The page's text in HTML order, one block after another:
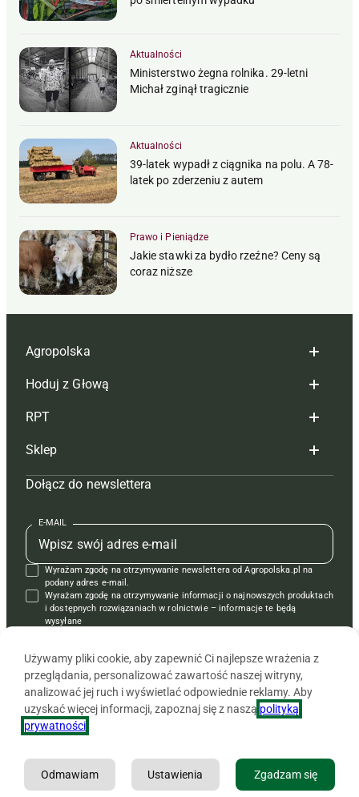
Aktualności
Ministerstwo żegna rolnika. 29-letni
Michał zginął tragicznie
Aktualności
39-latek wypadł z ciągnika na polu. A 78-
latek po zderzeniu z autem
Prawo i Pieniądze
Jakie stawki za bydło rzeźne? Ceny są
coraz niższe
Agropolska
Redakcja
Reklama
Tagi
Mapa serwisu
Kontakt
Regulamin
Polityka prywatności
Hoduj z Głową
Hoduj z głową bydło
Hoduj z głową świnie
Prenumerata
Redakcja
Kontakt
Reklama
RPT
Redakcja
Prenumerata
Reklama
Kontakt
Krzyżówki
Sklep
Czasopisma i prenumerata
Książki
Regulamin
Dołącz do newslettera
E-MAIL
Wyrażam zgodę na otrzymywanie newslettera od Agropolska.pl na
podany adres e-mail.
Wyrażam zgodę na otrzymywanie informacji o najnowszych produktach
i dostępnych rozwiązaniach w rolnictwie – informacje te będą
wysyłane
Copyright © 2026 Agencja Promocji Rolnictwa i Agrobiznesu APRA
Używamy pliki cookie, aby zapewnić Ci najlepsze wrażenia z
przeglądania, personalizować zawartość naszej witryny,
analizować jej ruch i wyświetlać odpowiednie reklamy. Aby
uzyskać więcej informacji, zapoznaj się z naszą polityką
prywatności
Zgadzam się
Ustawienia
Odmawiam